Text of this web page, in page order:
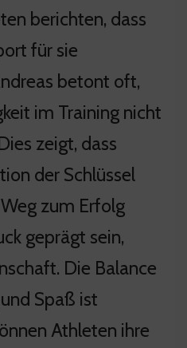
berichten, dass
für sie
betont oft,
im Training nicht
zeigt, dass
der Schlüssel
zum Erfolg
geprägt sein,
Die Balance
Spaß ist
Athleten ihre